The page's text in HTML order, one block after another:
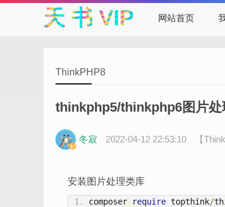
天 书 VIP 网站首页
ThinkPHP8
thinkphp5/thinkphp6图片处
冬寂 2022-04-12 22:53:10 【
安装图片处理类库
composer require topthink/